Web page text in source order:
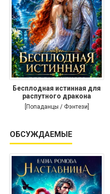
Бесплодная истинная для
распутного дракона
[Попаданцы / Фэнтези]
ОБСУЖДАЕМЫЕ